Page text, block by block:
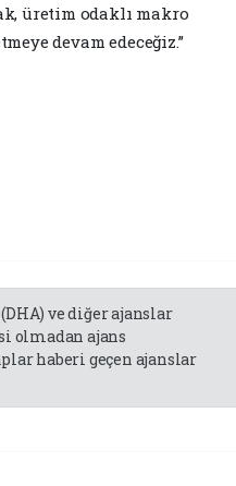
üretim odaklı makro
devam edeceğiz.”
ve diğer ajanslar
olmadan ajans
haberi geçen ajanslar